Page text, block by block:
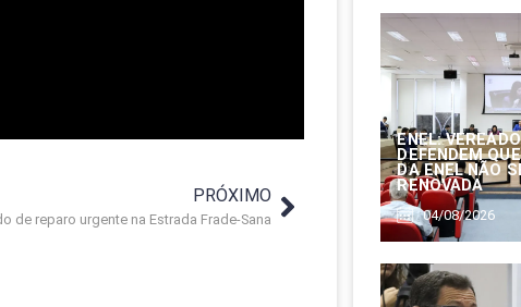
PRÓXIMO
de reparo urgente na Estrada Frade-Sana
ENEL:
DEFENDEM
DA ENEL NÃO
RENOVADA
04/08/2026